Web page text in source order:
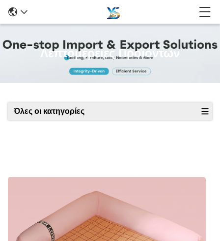
Λεπτομέρειες Προϊόντων
Όλες οι κατηγορίες